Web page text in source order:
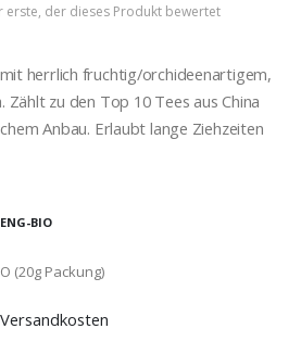
erste, der dieses Produkt bewertet
herrlich fruchtig/orchideenartigem,
Zählt zu den Top 10 Tees aus China
Anbau. Erlaubt lange Ziehzeiten
BIO
(20g Packung)
Versandkosten